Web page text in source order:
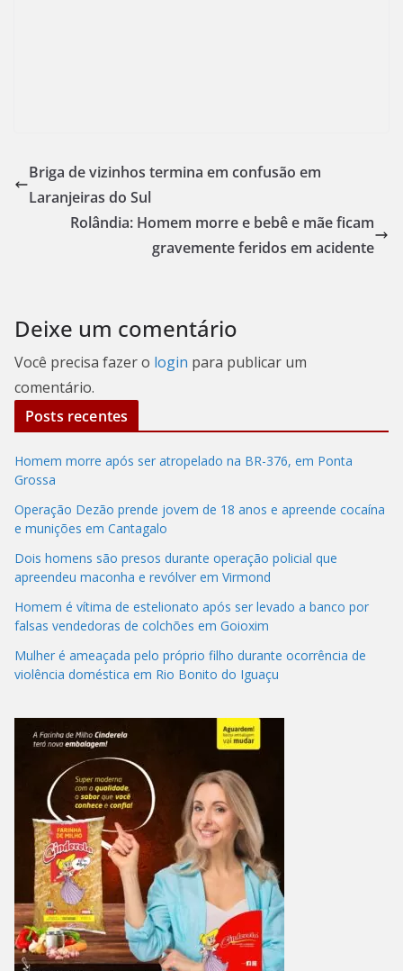
Briga de vizinhos termina em confusão em
Laranjeiras do Sul
Rolândia: Homem morre e bebê e mãe ficam
gravemente feridos em acidente
Deixe um comentário
Você precisa fazer o login para publicar um
comentário.
Posts recentes
Homem morre após ser atropelado na BR-376, em Ponta
Grossa
Operação Dezão prende jovem de 18 anos e apreende cocaína
e munições em Cantagalo
Dois homens são presos durante operação policial que
apreendeu maconha e revólver em Virmond
Homem é vítima de estelionato após ser levado a banco por
falsas vendedoras de colchões em Goioxim
Mulher é ameaçada pelo próprio filho durante ocorrência de
violência doméstica em Rio Bonito do Iguaçu